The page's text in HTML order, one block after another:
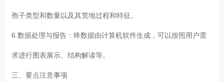
孢子类型和数量以及其荒地过程和特征。
6.数据处理与报告：终数据由计算机软件生成，可以按照用户需
求进行图表展示、结构解读等。
三、要点注意事项